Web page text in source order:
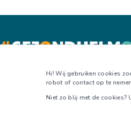
Hi! Wij gebruiken cookies
robot of contact op te
Niet zo blij met de cookies?